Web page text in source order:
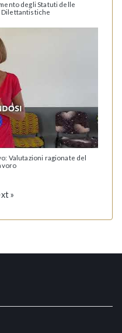
degli Statuti delle
Dilettantistiche
Valutazioni ragionate del
»